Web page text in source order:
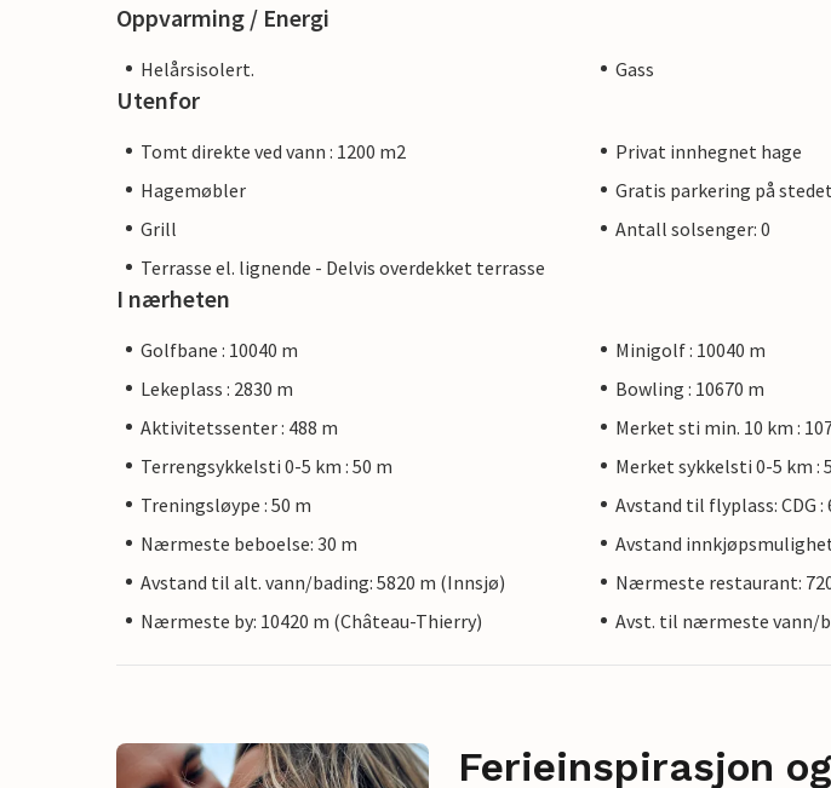
Oppvarming / Energi
Helårsisolert. Gass
Utenfor
Tomt direkte ved vann : 1200 m2
Privat innhegnet hage
Hagemøbler
Gratis parkering på
Grill
Antall solsenger: 0
Terrasse el. lignende - Delvis overdekket terrasse
I nærheten
Golfbane : 10040 m
Minigolf : 10040 m
Lekeplass : 2830 m
Bowling : 10670 m
Aktivitetssenter : 488 m
Merket sti min. 10 km :
Terrengsykkelsti 0-5 km : 50 m
Merket sykkelsti 0-5 km :
Treningsløype : 50 m
Avstand til flyplass: CDG :
Nærmeste beboelse: 30 m
Avstand
Avstand til alt. vann/bading: 5820 m (Innsjø)
Nærmeste restaurant:
Nærmeste by: 10420 m (Château-Thierry)
Avst. til nærmeste vann/
Ferieinspirasjon